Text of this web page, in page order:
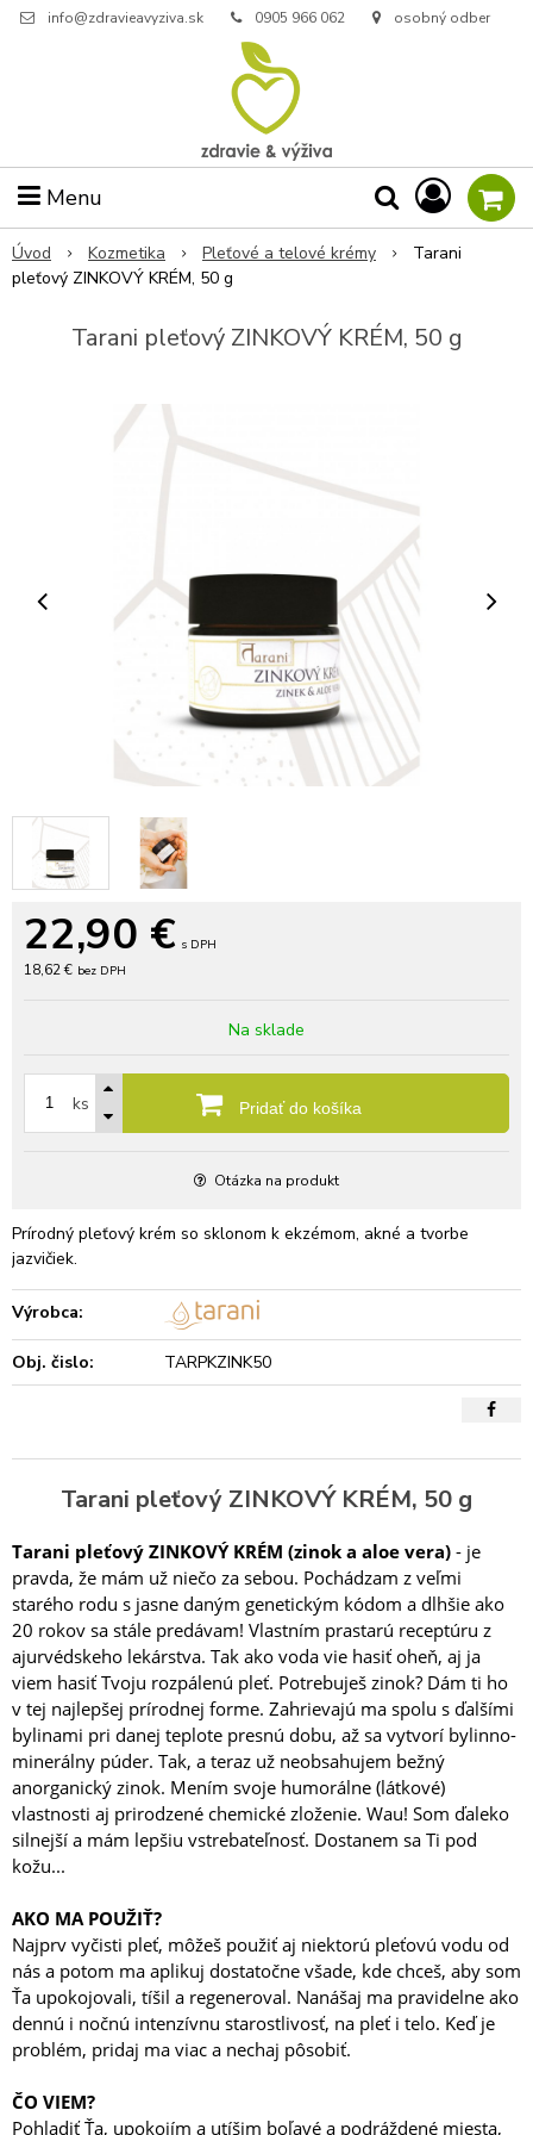
info@zdravieavyziva.sk 0905 966 062 osobný odber
Menu
Úvod Kozmetika Pleťové a telové krémy
Tarani
pleťový ZINKOVÝ KRÉM, 50 g
Tarani pleťový ZINKOVÝ KRÉM, 50 g
22,90 € s DPH
18,62 € bez DPH
Na sklade
ks Pridať do košíka
Otázka na produkt
Prírodný pleťový krém so sklonom k ekzémom, akné a tvorbe
jazvičiek.
Výrobca:
Obj. čislo: TARPKZINK50
Tarani pleťový ZINKOVÝ KRÉM, 50 g
Tarani pleťový ZINKOVÝ KRÉM (zinok a aloe vera) - je
pravda, že mám už niečo za sebou. Pochádzam z veľmi
starého rodu s jasne daným genetickým kódom a dlhšie ako
20 rokov sa stále predávam! Vlastním prastarú receptúru z
ajurvédskeho lekárstva. Tak ako voda vie hasiť oheň, aj ja
viem hasiť Tvoju rozpálenú pleť. Potrebuješ zinok? Dám ti ho
v tej najlepšej prírodnej forme. Zahrievajú ma spolu s ďalšími
bylinami pri danej teplote presnú dobu, až sa vytvorí bylinno-
minerálny púder. Tak, a teraz už neobsahujem bežný
anorganický zinok. Mením svoje humorálne (látkové)
vlastnosti aj prirodzené chemické zloženie. Wau! Som ďaleko
silnejší a mám lepšiu vstrebateľnosť. Dostanem sa Ti pod
kožu...
AKO MA POUŽIŤ?
Najprv vyčisti pleť, môžeš použiť aj niektorú pleťovú vodu od
nás a potom ma aplikuj dostatočne všade, kde chceš, aby som
Ťa upokojovali, tíšil a regeneroval. Nanášaj ma pravidelne ako
dennú i nočnú intenzívnu starostlivosť, na pleť i telo. Keď je
problém, pridaj ma viac a nechaj pôsobiť.
ČO VIEM?
Pohladiť Ťa, upokojím a utíšim boľavé a podráždené miesta,